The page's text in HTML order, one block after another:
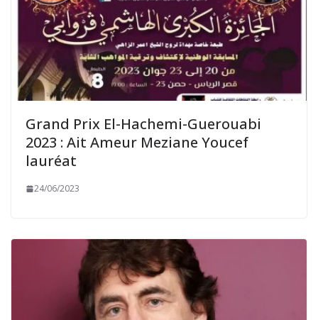
Grand Prix El-Hachemi-Guerouabi
2023 : Ait Ameur Meziane Youcef
lauréat
24/06/2023